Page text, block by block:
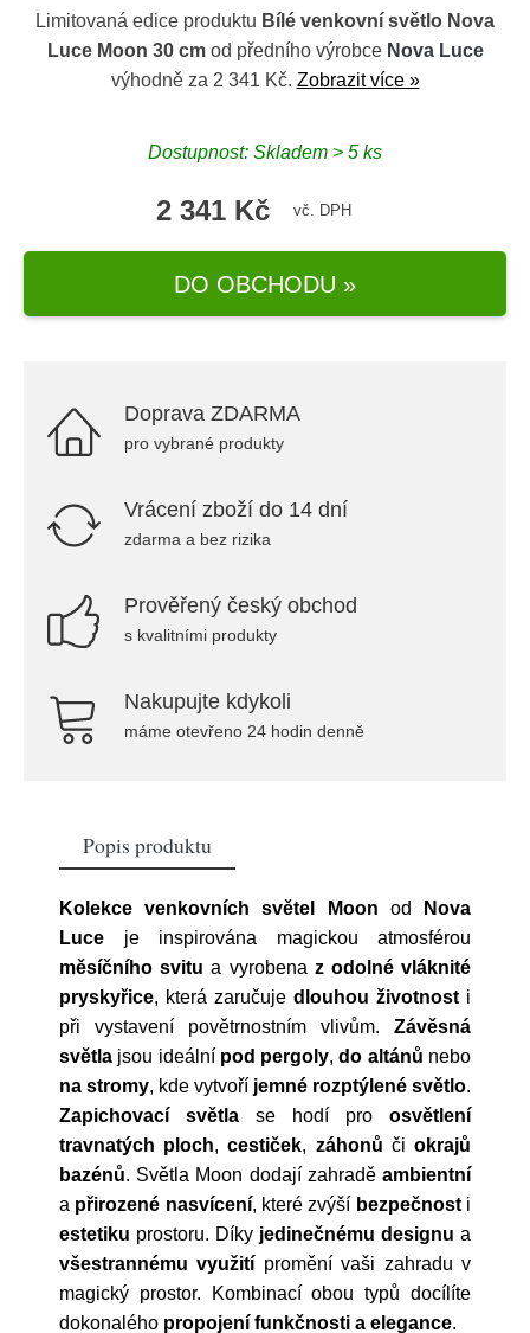
Limitovaná edice produktu Bílé venkovní světlo Nova
Luce Moon 30 cmod předního výrobce Nova Luce
výhodně za 2 341 Kč. Zobrazit více »
Dostupnost: Skladem > 5 ks
2 341 Kč vč. DPH
DO OBCHODU »
Doprava ZDARMA
pro vybrané produkty
Vrácení zboží do 14 dní
zdarma a bez rizika
Prověřený český obchod
s kvalitními produkty
Nakupujte kdykoli
máme otevřeno 24 hodin denně
Popis produktu
Kolekce venkovních světel Moon od
Nova
Luce je inspirována magickou atmosférou
měsíčního svitu a vyrobena z odolné vláknité
pryskyřice, která zaručuje dlouhou životnost i
při vystavení povětrnostním vlivům. Závěsná
světla jsou ideálnípod pergoly,do altánů nebo
na stromy, kde vytvoří jemné rozptýlené světlo.
Zapichovací světla se hodí pro osvětlení
travnatých ploch,cestiček, záhonů čiokrajů
bazénů. Světla Moon dodají zahradě ambientní
a přirozené nasvícení, které zvýší bezpečnosti
estetiku prostoru. Díky jedinečnému designu a
všestrannému využití promění vaši zahradu v
magický prostor. Kombinací obou typů docílíte
dokonalého propojení funkčnosti a elegance.